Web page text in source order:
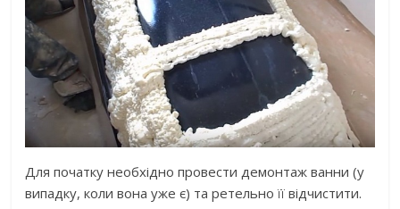
Для початку необхідно провести демонтаж ванни (у
випадку, коли вона уже є) та ретельно її відчистити.